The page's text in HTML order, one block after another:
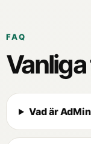
FAQ
Vad är